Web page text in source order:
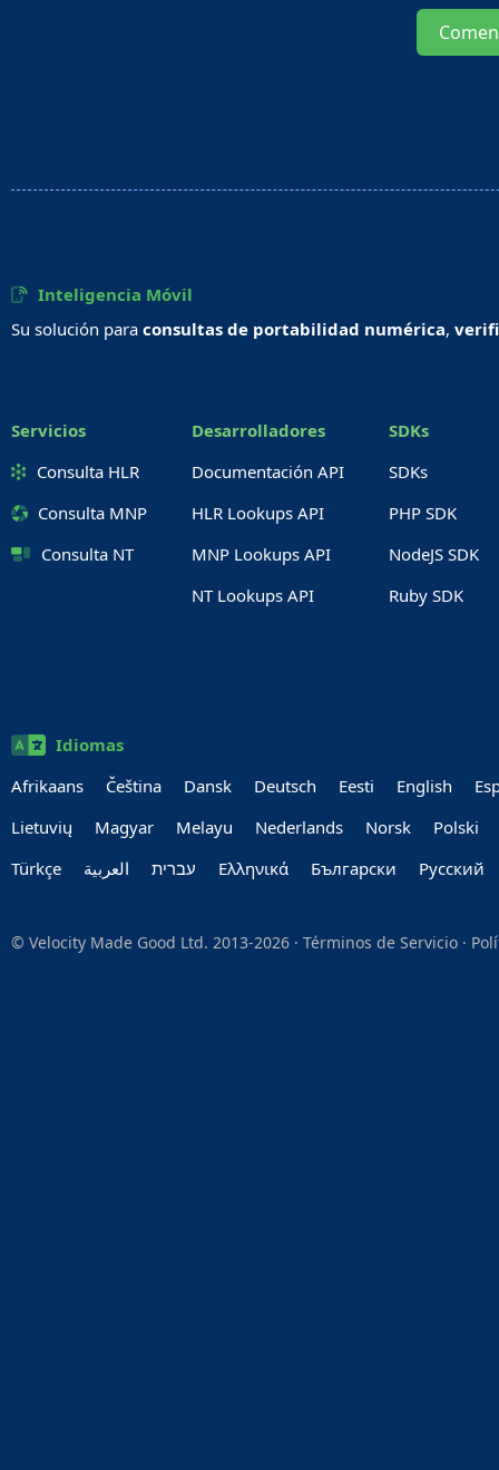
Inteligencia Móvil
Su solución para consultas de portabilidad numérica,
Servicios
Consulta HLR
Consulta MNP
Consulta NT
Desarrolladores
Documentación API
HLR Lookups API
MNP Lookups API
NT Lookups API
SDKs
SDKs
PHP SDK
NodeJS SDK
Ruby SDK
Idiomas
Afrikaans
Čeština Dansk Deutsch Eesti English
Lietuvių
Magyar Melayu Nederlands Norsk
Polski
Türkçe
العربية‏ עברית‏ Ελληνικά Български Руccкий
© Velocity Made Good Ltd. 2013-2026 · Términos de Servicio ·